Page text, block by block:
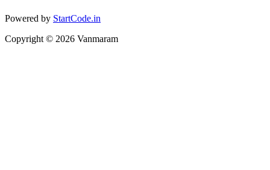
Powered by StartCode.in
Copyright © 2026 Vanmaram